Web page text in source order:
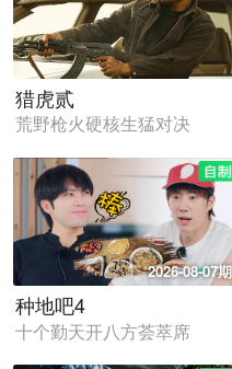
猎虎贰
荒野枪火硬核生猛对决
2026-08-07期
种地吧4
十个勤天开八方荟萃席